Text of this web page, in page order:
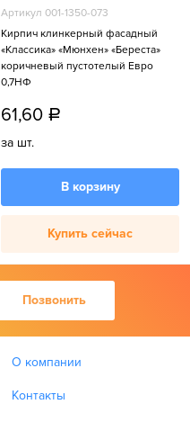
Артикул 001-1350-073
Кирпич клинкерный фасадный
«Классика» «Мюнхен» «Береста»
коричневый пустотелый Евро
0,7НФ
61,60 a
за шт.
В корзину
Купить сейчас
Позвонить
О компании
Контакты